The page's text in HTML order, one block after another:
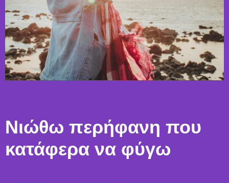
Νιώθω περήφανη που
κατάφερα να φύγω